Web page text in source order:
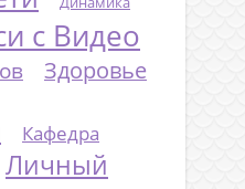
с Видео
Здоровье
Кафедра
Личный